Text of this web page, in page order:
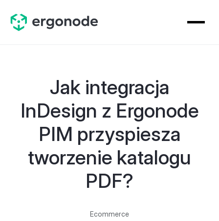
Jak integracja
InDesign z Ergonode
PIM przyspiesza
tworzenie katalogu
PDF?
Ecommerce